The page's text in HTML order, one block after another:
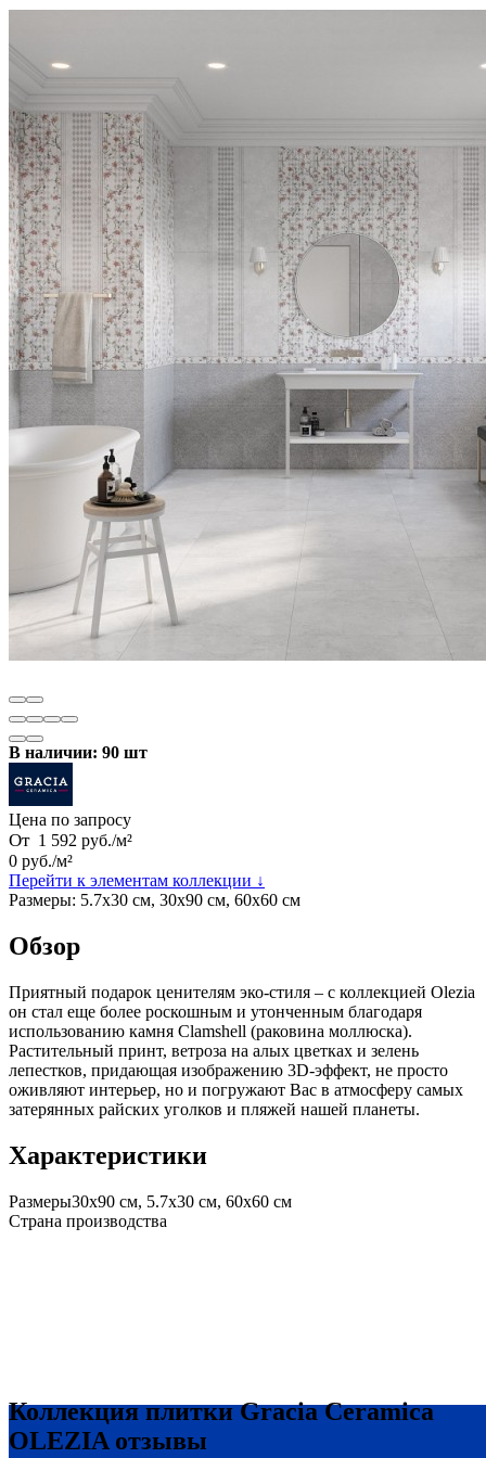
В наличии: 90 шт
Цена по запросу
От 1 592 руб./м²
0 руб./м²
Перейти к элементам коллекции ↓
Размеры: 5.7х30 см, 30х90 см, 60х60 см
Обзор
Приятный подарок ценителям эко-стиля – с коллекцией Olezia
он стал еще более роскошным и утонченным благодаря
использованию камня Clamshell (раковина моллюска).
Растительный принт, ветроза на алых цветках и зелень
лепестков, придающая изображению 3D-эффект, не просто
оживляют интерьер, но и погружают Вас в атмосферу самых
затерянных райских уголков и пляжей нашей планеты.
Характеристики
Размеры30х90 см, 5.7х30 см, 60х60 см
Страна производства
Коллекция плитки Gracia Ceramica
OLEZIA отзывы